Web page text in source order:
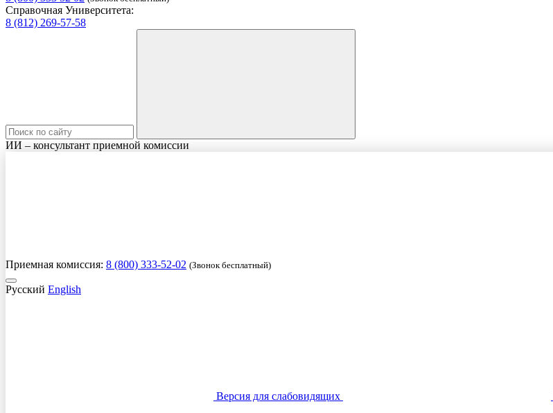
Справочная Университета:
8 (812) 269-57-58
ИИ – консультант приемной комиссии
Приемная комиссия: 8 (800) 333-52-02 (Звонок бесплатный)
Русский English
Версия для слабовидящих